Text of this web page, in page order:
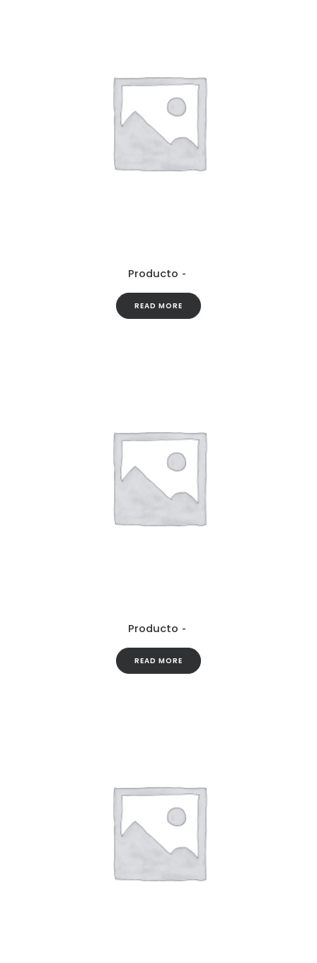
Producto
READ MORE
Producto
READ MORE